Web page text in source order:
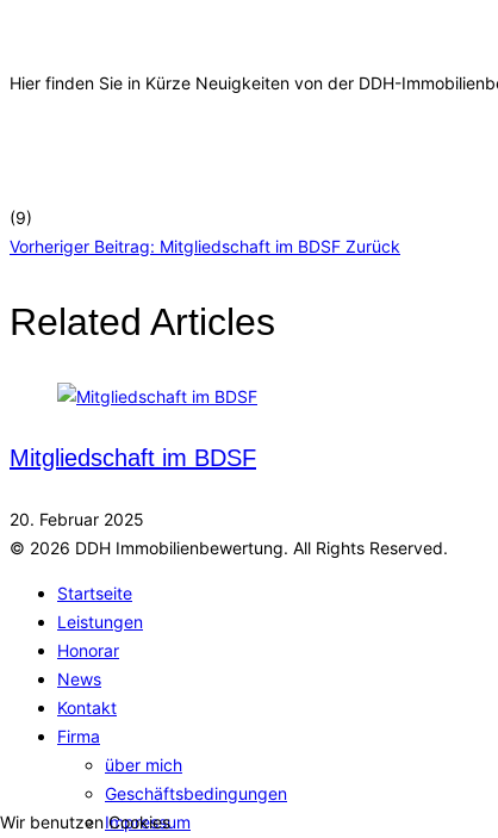
Hier finden Sie in Kürze Neuigkeiten von der DDH-
(9)
Vorheriger Beitrag: Mitgliedschaft im BDSF Zurück
Related Articles
Mitgliedschaft im BDSF
20. Februar 2025
© 2026 DDH Immobilienbewertung. All Rights Reserved.
Startseite
Leistungen
Honorar
News
Kontakt
Firma
über mich
Geschäftsbedingungen
Impressum
Wir benutzen Cookies